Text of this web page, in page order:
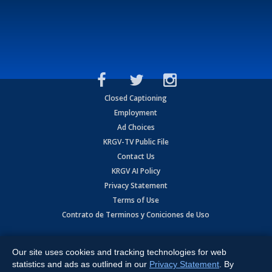
Closed Captioning
Employment
Ad Choices
KRGV-TV Public File
Contact Us
KRGV AI Policy
Privacy Statement
Terms of Use
Contrato de Terminos y Coniciones de Uso
Expressway, Weslaco, TX 78596.
All Rights Reserved. Powered by:Ruby Shore Software
Our site uses cookies and tracking technologies for web
statistics and ads as outlined in our Privacy Statement . By